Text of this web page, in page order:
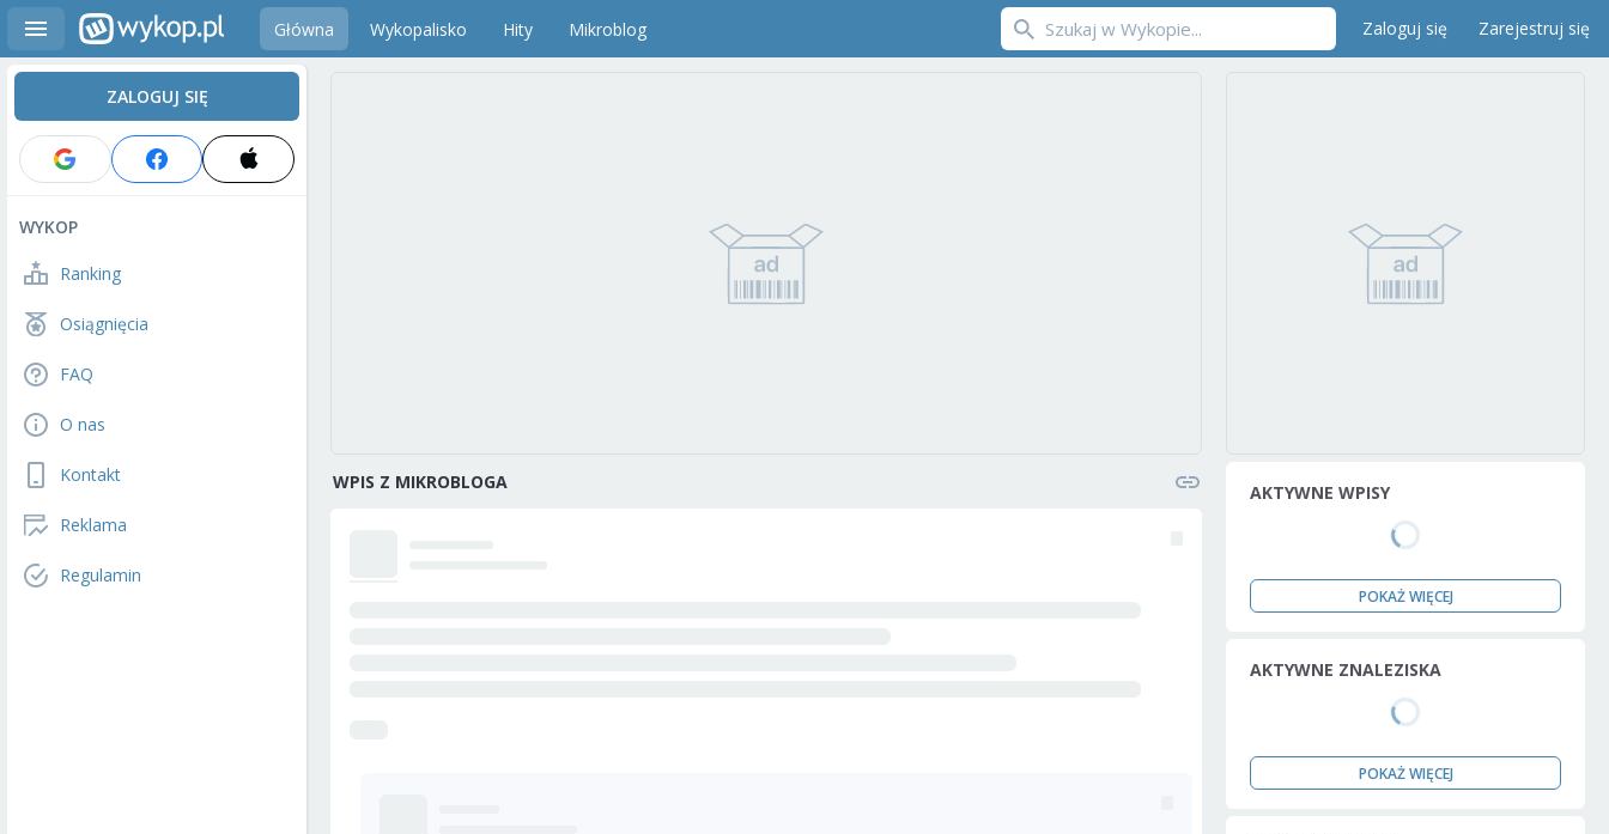
Główna Wykopalisko Hity Mikroblog Zaloguj się Zarejestruj się
ZALOGUJ SIĘ
WYKOP
Ranking
Osiągnięcia
FAQ
O nas
Kontakt
Reklama
Regulamin
WPIS Z MIKROBLOGA AKTYWNE WPISY
POKAŻ WIĘCEJ
AKTYWNE ZNALEZISKA
POKAŻ WIĘCEJ